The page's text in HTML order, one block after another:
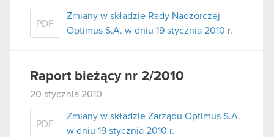
PDF
Zmiany w składzie Rady Nadzorczej
Optimus S.A. w dniu 19 stycznia 2010 r.
Raport bieżący nr 2/2010
20 stycznia 2010
PDF
Zmiany w składzie Zarządu Optimus S.A.
w dniu 19 stycznia 2010 r.